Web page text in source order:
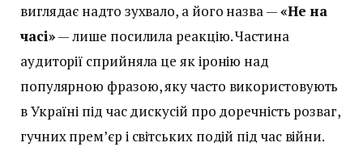
виглядає надто зухвало, а його назва —«Не на
часі»— лише посилила реакцію. Частина
аудиторії сприйняла це як іронію над
популярною фразою, яку часто використовують
в Україні під час дискусій про доречність розваг,
гучних прем’єр і світських подій під час війни.